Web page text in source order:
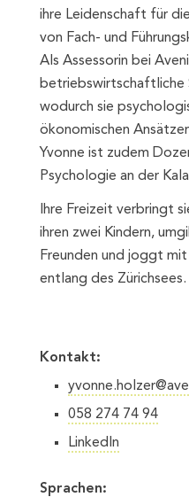
ihre Leidenschaft für
von Fach- und
Als Assessorin bei
betriebswirtschaftliche
wodurch sie
ökonomischen
Yvonne ist zudem
Psychologie an der
Ihre Freizeit verbringt
ihren zwei Kindern,
Freunden und joggt
entlang des Zürichsees.
Kontakt:
058 274 74 94
LinkedIn
Sprachen: